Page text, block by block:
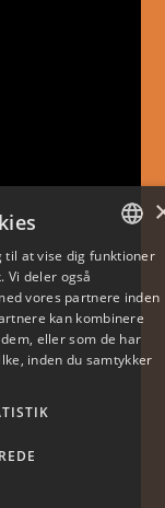
ENGLISH
til at vise dig funktioner
Vi deler også
vores partnere inden
kan kombinere
eller som de har
inden du samtykker